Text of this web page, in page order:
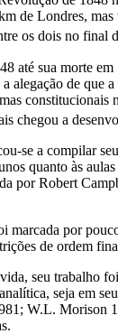
de Londres,
os dois no final
até sua morte
a alegação de que
chegou a
se a compilar
quanto às
por Robert
por
de ordem
seu trabalho
seja em
W.L. Morison